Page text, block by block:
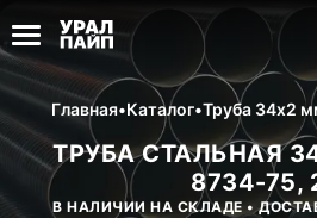
Главная•Каталог•Труба 34x2
ТРУБА СТАЛЬНАЯ
8734-75,
В НАЛИЧИИ НА СКЛАДЕ •